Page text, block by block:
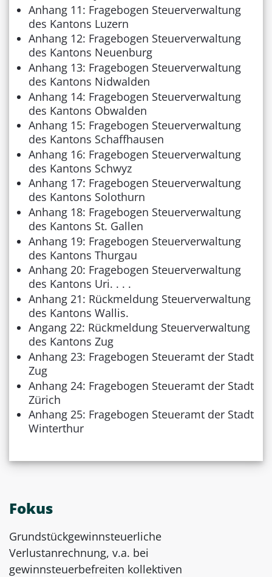
Anhang 11: Fragebogen Steuerverwaltung
des Kantons Luzern
Anhang 12: Fragebogen Steuerverwaltung
des Kantons Neuenburg
Anhang 13: Fragebogen Steuerverwaltung
des Kantons Nidwalden
Anhang 14: Fragebogen Steuerverwaltung
des Kantons Obwalden
Anhang 15: Fragebogen Steuerverwaltung
des Kantons Schaffhausen
Anhang 16: Fragebogen Steuerverwaltung
des Kantons Schwyz
Anhang 17: Fragebogen Steuerverwaltung
des Kantons Solothurn
Anhang 18: Fragebogen Steuerverwaltung
des Kantons St. Gallen
Anhang 19: Fragebogen Steuerverwaltung
des Kantons Thurgau
Anhang 20: Fragebogen Steuerverwaltung
des Kantons Uri. . . .
Anhang 21: Rückmeldung Steuerverwaltung
des Kantons Wallis.
Angang 22: Rückmeldung Steuerverwaltung
des Kantons Zug
Anhang 23: Fragebogen Steueramt der Stadt
Zug
Anhang 24: Fragebogen Steueramt der Stadt
Zürich
Anhang 25: Fragebogen Steueramt der Stadt
Winterthur
Fokus
Grundstückgewinnsteuerliche
Verlustanrechnung, v.a. bei
gewinnsteuerbefreiten kollektiven